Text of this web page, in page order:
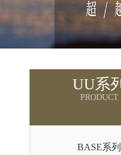
UU系列
PRODUCT
BASE系列